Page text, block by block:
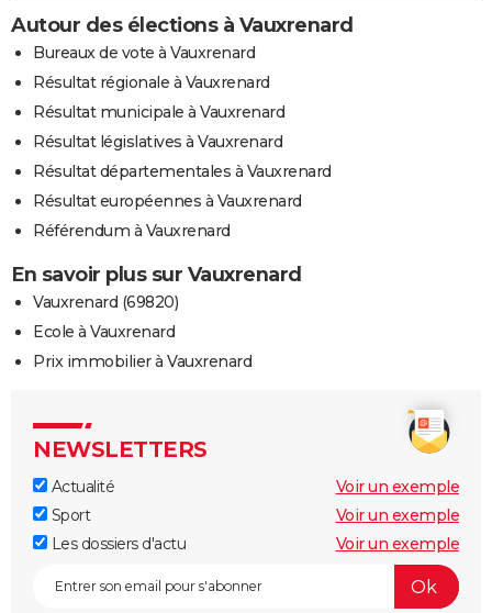
Autour des élections à Vauxrenard
Bureaux de vote à Vauxrenard
Résultat régionale à Vauxrenard
Résultat municipale à Vauxrenard
Résultat législatives à Vauxrenard
Résultat départementales à Vauxrenard
Résultat européennes à Vauxrenard
Référendum à Vauxrenard
En savoir plus sur Vauxrenard
Vauxrenard (69820)
Ecole à Vauxrenard
Prix immobilier à Vauxrenard
NEWSLETTERS
Actualité
Voir un exemple
Sport
Voir un exemple
Les dossiers d'actu
Voir un exemple